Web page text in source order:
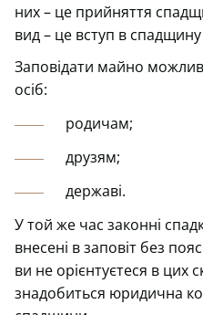
них – це прийняття
вид – це вступ в
Заповідати майно
осіб:
родичам;
друзям;
державі.
У той же час законні
внесені в заповіт без
ви не орієнтуєтеся в цих
знадобиться юридична